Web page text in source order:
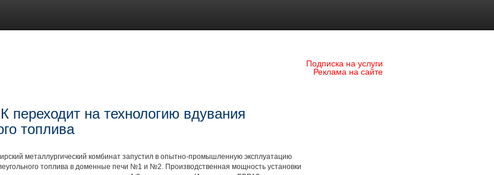
Подписка на услуги
Реклама на сайте
на технологию вдувания
топлива
металлургический комбинат запустил в опытно-промышленную эксплуатацию
топлива в доменные печи №1 и №2. Производственная мощность установки